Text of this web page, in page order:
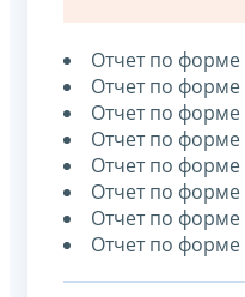
Отчет по форме
Отчет по форме
Отчет по форме
Отчет по форме
Отчет по форме
Отчет по форме
Отчет по форме
Отчет по форме